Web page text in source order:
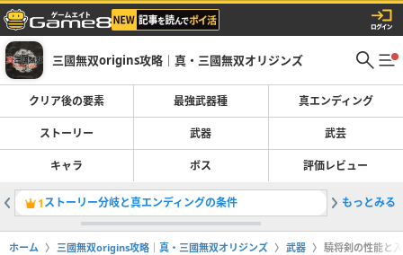
三國無双origins攻略｜真・三國無双オリジンズ
クリア後の要素 最強武器種 真エンディング
ストーリー 武器 武芸
キャラ ボス 評価レビュー
1ストーリー分岐と真エンディングの条件 2ストー
もっとみる
ホーム 三國無双origins攻略｜真・三國無双オリジンズ 武器 驍将剣の性能と